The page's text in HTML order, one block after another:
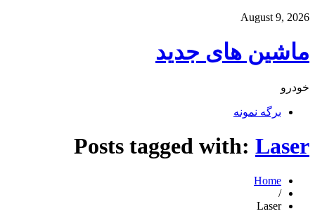
August 9, 2026
ماشین های جدید
خودرو
برگه نمونه
Posts tagged with: Laser
Home
/
Laser